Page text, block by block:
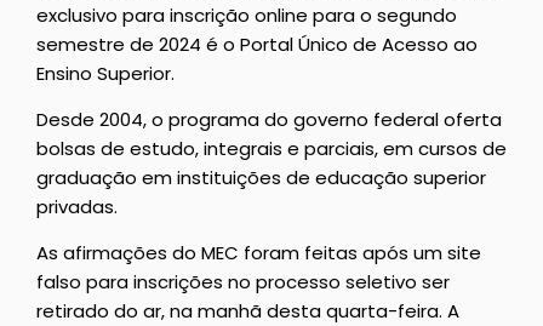
exclusivo para inscrição online para o segundo
semestre de 2024 é o Portal Único de Acesso ao
Ensino Superior.
Desde 2004, o programa do governo federal oferta
bolsas de estudo, integrais e parciais, em cursos de
graduação em instituições de educação superior
privadas.
As afirmações do MEC foram feitas após um site
falso para inscrições no processo seletivo ser
retirado do ar, na manhã desta quarta-feira. A